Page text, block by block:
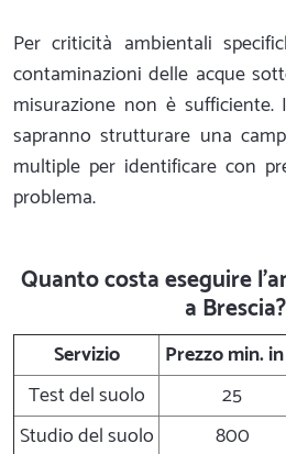
Per criticità ambientali
contaminazioni delle acque
misurazione non è sufficiente.
sapranno strutturare una
multiple per identificare con
problema.
Quanto costa eseguire
a Brescia?
Servizio Prezzo min.
Test del suolo
25
Studio del suolo
800